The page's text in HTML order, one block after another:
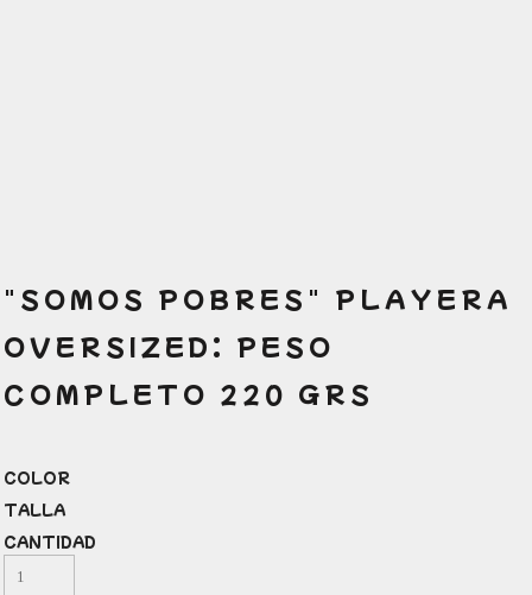
"SOMOS POBRES" PLAYERA
OVERSIZED: PESO
COMPLETO 220 GRS
COLOR
TALLA
CANTIDAD